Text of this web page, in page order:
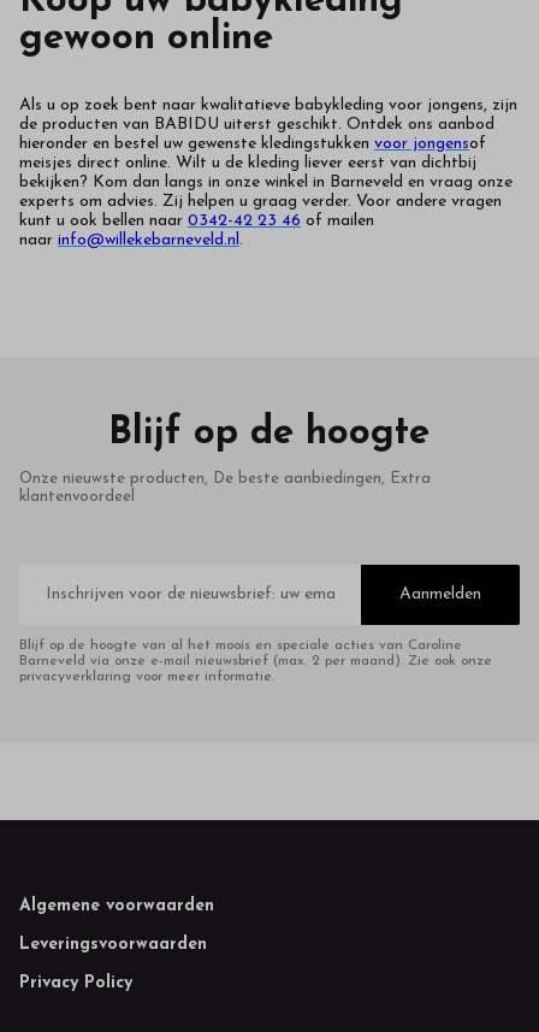
gewoon online
Als u op zoek bent naar kwalitatieve babykleding voor jongens, zijn
de producten van BABIDU uiterst geschikt. Ontdek ons aanbod
hieronder en bestel uw gewenste kledingstukken voor jongensof
meisjes direct online. Wilt u de kleding liever eerst van dichtbij
bekijken? Kom dan langs in onze winkel in Barneveld en vraag onze
experts om advies. Zij helpen u graag verder. Voor andere vragen
kunt u ook bellen naar 0342-42 23 46 of mailen
naar info@willekebarneveld.nl .
Blijf op de hoogte
Onze nieuwste producten, De beste aanbiedingen, Extra
klantenvoordeel
mailadres
Aanmelden
Blijf op de hoogte van al het moois en speciale acties van Caroline
Barneveld via onze e-mail nieuwsbrief (max. 2 per maand). Zie ook onze
privacyverklaring voor meer informatie.
Footer
Algemene voorwaarden
Leveringsvoorwaarden
Privacy Policy